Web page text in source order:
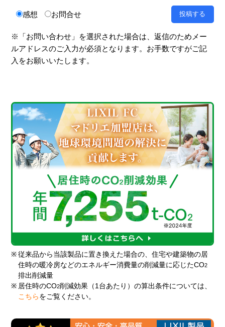
感想 お問合せ
※「お問い合わせ」を選択された場合は、返信のためメー
ルアドレスのご入力が必須となります。お手数ですがご記
入をお願いいたします。
※ 従来品から当該製品に置き換えた場合の、住宅や建築物の居
住時の暖冷房などのエネルギー消費量の削減量に応じたCO2
排出削減量
※ 居住時のCO2削減効果（1台あたり）の算出条件については、
こちら をご覧ください。